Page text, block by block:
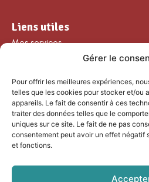
Gérer le
Pour offrir les meilleures expériences,
telles que les cookies pour stocker et/ou
appareils. Le fait de consentir à ces
traiter des données telles que le
uniques sur ce site. Le fait de ne pas
consentement peut avoir un effet négatif
et fonctions.
Liens utiles
Mes services
Nos loisirs
Agenda
Les temps forts
Partenaires et